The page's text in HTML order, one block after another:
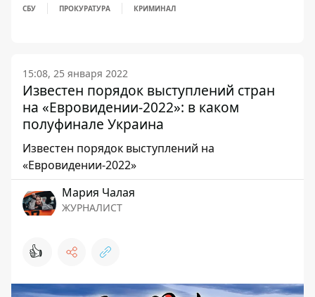
СБУ ПРОКУРАТУРА КРИМИНАЛ
15:08, 25 января 2022
Известен порядок выступлений стран
на «Евровидении-2022»: в каком
полуфинале Украина
Известен порядок выступлений на
«Евровидении-2022»
Мария Чалая
ЖУРНАЛИСТ
👍